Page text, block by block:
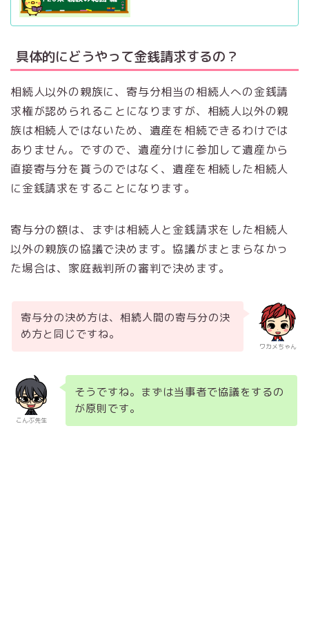
具体的にどうやって金銭請求するの？
相続人以外の親族に、寄与分相当の相続人への金銭請
求権が認められることになりますが、相続人以外の親
族は相続人ではないため、遺産を相続できるわけでは
ありません。ですので、遺産分けに参加して遺産から
直接寄与分を貰うのではなく、遺産を相続した相続人
に金銭請求をすることになります。
寄与分の額は、まずは相続人と金銭請求をした相続人
以外の親族の協議で決めます。協議がまとまらなかっ
た場合は、家庭裁判所の審判で決めます。
ワカメちゃん
寄与分の決め方は、相続人間の寄与分の決
め方と同じですね。
こんぶ先生
そうですね。まずは当事者で協議をするの
が原則です。